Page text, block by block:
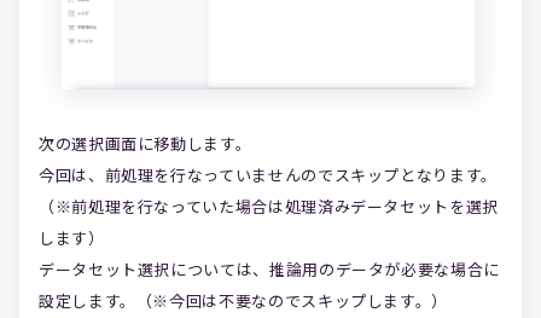
次の選択画面に移動します。
今回は、前処理を行なっていませんのでスキップとなります。
（※前処理を行なっていた場合は処理済みデータセットを選択
します）
データセット選択については、推論用のデータが必要な場合に
設定します。（※今回は不要なのでスキップします。）